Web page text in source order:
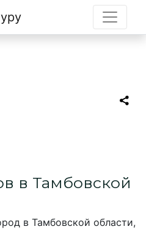
в Тамбовской
в Тамбовской области,